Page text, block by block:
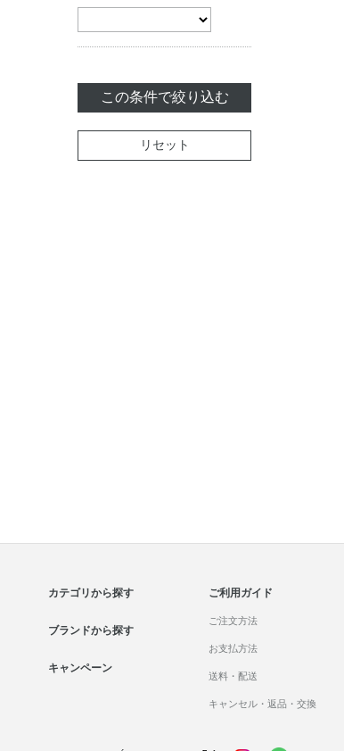
この条件で絞り込む
リセット
カテゴリから探す
ブランドから探す
キャンペーン
ご利用ガイド
ご注文方法
お支払方法
送料・配送
キャンセル・返品・交換